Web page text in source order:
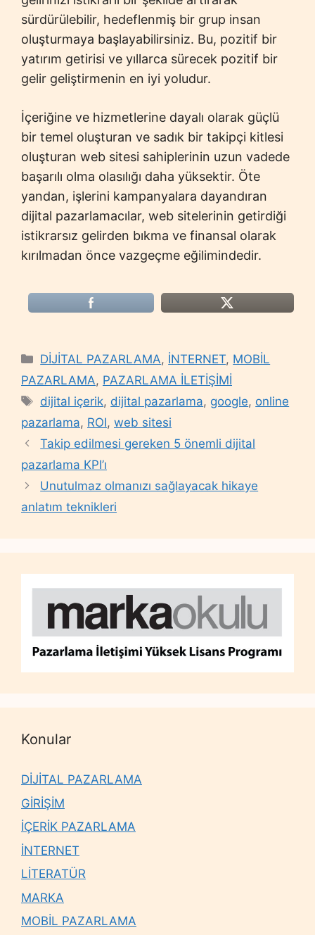
sürdürülebilir, hedeflenmiş bir grup insan
oluşturmaya başlayabilirsiniz. Bu, pozitif bir
yatırım getirisi ve yıllarca sürecek pozitif bir
gelir geliştirmenin en iyi yoludur.
İçeriğine ve hizmetlerine dayalı olarak güçlü
bir temel oluşturan ve sadık bir takipçi kitlesi
oluşturan web sitesi sahiplerinin uzun vadede
başarılı olma olasılığı daha yüksektir. Öte
yandan, işlerini kampanyalara dayandıran
dijital pazarlamacılar, web sitelerinin getirdiği
istikrarsız gelirden bıkma ve finansal olarak
kırılmadan önce vazgeçme eğilimindedir.
Categories
DİJİTAL PAZARLAMA, İNTERNET, MOBİL
PAZARLAMA, PAZARLAMA İLETİŞİMİ
Tags
dijital içerik, dijital pazarlama, google, online
pazarlama, ROI, web sitesi
Takip edilmesi gereken 5 önemli dijital
pazarlama KPI’ı
Unutulmaz olmanızı sağlayacak hikaye
anlatım teknikleri
Konular
DİJİTAL PAZARLAMA
GİRİŞİM
İÇERİK PAZARLAMA
İNTERNET
LİTERATÜR
MARKA
MOBİL PAZARLAMA